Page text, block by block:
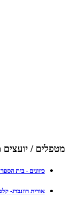
מטפלים / יועצים
כיוונים - בית
אורית רוזנברג-